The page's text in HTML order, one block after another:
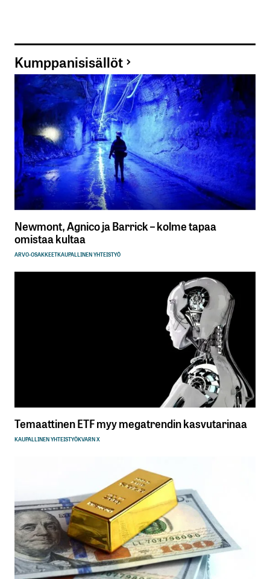
Kumppanisisällöt
Newmont, Agnico ja Barrick – kolme tapaa
omistaa kultaa
ARVO-OSAKKEETKAUPALLINEN YHTEISTYÖ
Temaattinen ETF myy megatrendin kasvutarinaa
KAUPALLINEN YHTEISTYÖKVARN X